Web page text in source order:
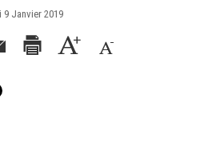
9 Janvier 2019